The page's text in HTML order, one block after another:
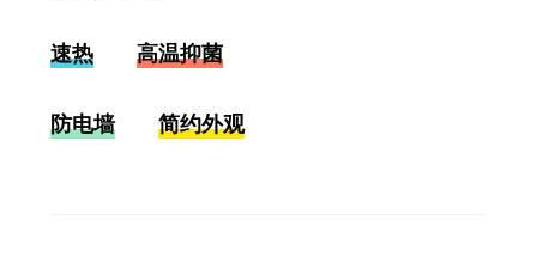
速热 高温抑菌
防电墙 简约外观